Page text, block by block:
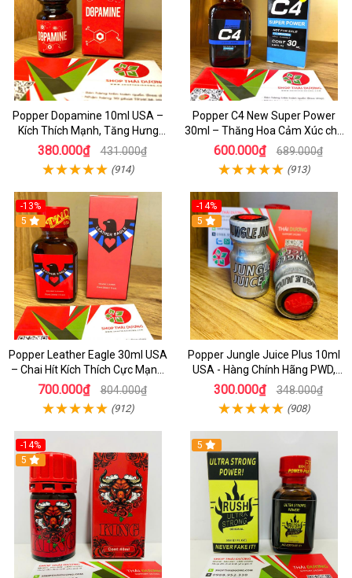
Popper Dopamine 10ml USA –
Kích Thích Mạnh, Tăng Hưng
Phấn Cho Top & Bot
380.000₫ 431.000₫
(914)
Popper C4 New Super Power
30ml – Thăng Hoa Cảm Xúc cho
Top&Bot
600.000₫ 689.000₫
(913)
-13%
5
Popper Leather Eagle 30ml USA
– Chai Hít Kích Thích Cực Mạnh,
Chính Hãng PWD
700.000₫ 804.000₫
(912)
-14%
5
Popper Jungle Juice Plus 10ml
USA - Hàng Chính Hãng PWD,
Hưng Phấn Cực Đỉnh
300.000₫ 348.000₫
(908)
-14%
5
5